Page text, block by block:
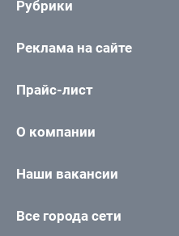
Рубрики
Реклама на сайте
Прайс-лист
О компании
Наши вакансии
Все города сети